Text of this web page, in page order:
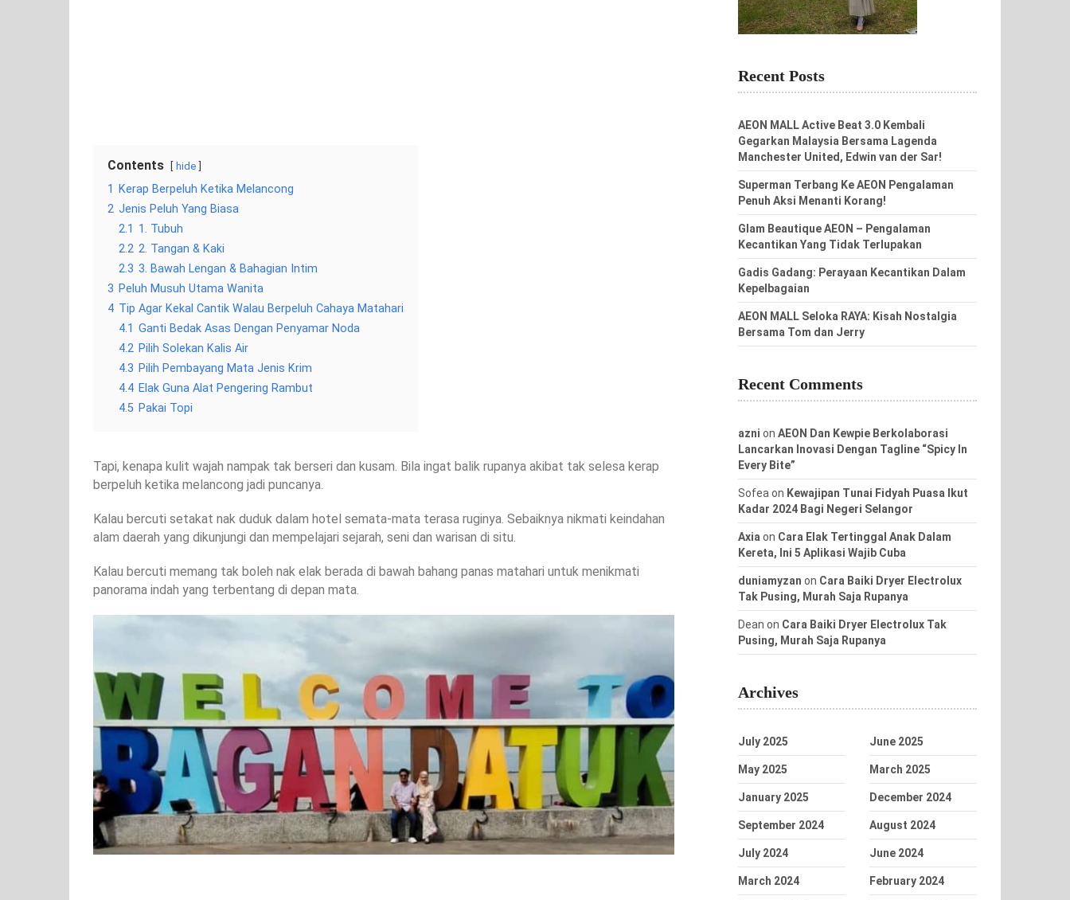
Contents hide
1
Kerap Berpeluh Ketika Melancong
2 Jenis Peluh Yang Biasa
2.1 1. Tubuh
2.2 2. Tangan & Kaki
2.3 3. Bawah Lengan & Bahagian Intim
3 Peluh Musuh Utama Wanita
4 Tip Agar Kekal Cantik Walau Berpeluh Cahaya Matahari
4.1 Ganti Bedak Asas Dengan Penyamar Noda
4.2 Pilih Solekan Kalis Air
4.3 Pilih Pembayang Mata Jenis Krim
4.4 Elak Guna Alat Pengering Rambut
4.5 Pakai Topi
Tapi, kenapa kulit wajah nampak tak berseri dan kusam. Bila ingat balik rupanya akibat tak selesa kerap
berpeluh ketika melancong jadi puncanya.
Kalau bercuti setakat nak duduk dalam hotel semata-mata terasa ruginya. Sebaiknya nikmati keindahan
alam daerah yang dikunjungi dan mempelajari sejarah, seni dan warisan di situ.
Kalau bercuti memang tak boleh nak elak berada di bawah bahang panas matahari untuk menikmati
panorama indah yang terbentang di depan mata.
Recent Posts
AEON MALL Active Beat 3.0 Kembali
Gegarkan Malaysia Bersama Lagenda
Manchester United, Edwin van der Sar!
Superman Terbang Ke AEON Pengalaman
Penuh Aksi Menanti Korang!
Glam Beautique AEON – Pengalaman
Kecantikan Yang Tidak Terlupakan
Gadis Gadang: Perayaan Kecantikan Dalam
Kepelbagaian
AEON MALL Seloka RAYA: Kisah Nostalgia
Bersama Tom dan Jerry
Recent Comments
azni on AEON Dan Kewpie Berkolaborasi
Lancarkan Inovasi Dengan Tagline “Spicy In
Every Bite”
Sofea on Kewajipan Tunai Fidyah Puasa Ikut
Kadar 2024 Bagi Negeri Selangor
Axia on Cara Elak Tertinggal Anak Dalam
Kereta, Ini 5 Aplikasi Wajib Cuba
duniamyzan on Cara Baiki Dryer Electrolux
Tak Pusing, Murah Saja Rupanya
Dean on Cara Baiki Dryer Electrolux Tak
Pusing, Murah Saja Rupanya
Archives
July 2025 June 2025
May 2025 March 2025
January 2025 December 2024
September 2024 August 2024
July 2024 June 2024
March 2024 February 2024